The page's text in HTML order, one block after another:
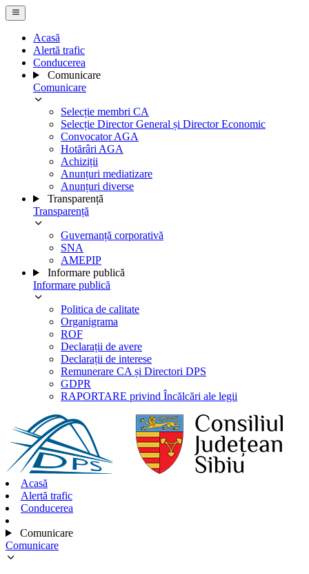
Acasă
Alertă trafic
Conducerea
Comunicare
Comunicare
Selecție membri CA
Selecție Director General și Director Economic
Convocator AGA
Hotărâri AGA
Achiziții
Anunțuri mediatizare
Anunțuri diverse
Transparență
Transparență
Guvernanță corporativă
SNA
AMEPIP
Informare publică
Informare publică
Politica de calitate
Organigrama
ROF
Declarații de avere
Declarații de interese
Remunerare CA și Directori DPS
GDPR
RAPORTARE privind Încălcări ale legii
Acasă
Alertă trafic
Conducerea
Comunicare
Comunicare